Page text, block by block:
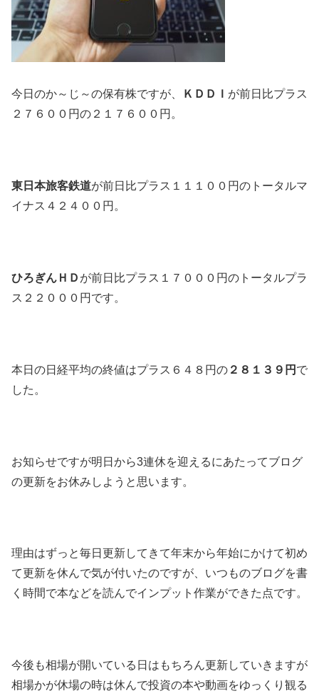
今日のか～じ～の保有株ですが、 ＫＤＤＩ が前日比プラス
２７６００円の２１７６００円。
東日本旅客鉄道が前日比プラス１１１００円のトータルマ
イナス４２４００円。
ひろぎんＨＤ が前日比プラス１７０００円のトータルプラ
ス２２０００円です。
本日の日経平均の終値はプラス６４８円の ２８１３９円 で
した。
お知らせですが明日から3連休を迎えるにあたってブログ
の更新をお休みしようと思います。
理由はずっと毎日更新してきて年末から年始にかけて初め
て更新を休んで気が付いたのですが、いつものブログを書
く時間で本などを読んでインプット作業ができた点です。
今後も相場が開いている日はもちろん更新していきますが
相場かが休場の時は休んで投資の本や動画をゆっくり観る